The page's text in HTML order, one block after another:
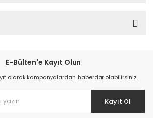
E-Bülten'e Kayıt Olun
olarak kampanyalardan, haberdar olabilirsiniz.
Kayıt Ol